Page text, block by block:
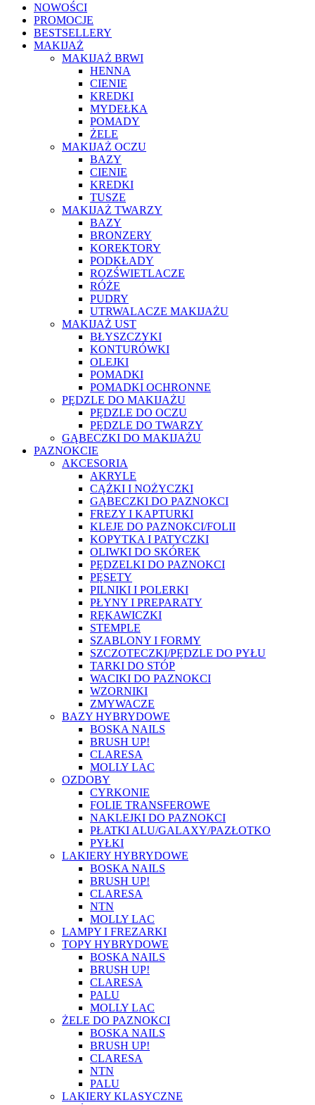
NOWOŚCI
PROMOCJE
BESTSELLERY
MAKIJAŻ
MAKIJAŻ BRWI
HENNA
CIENIE
KREDKI
MYDEŁKA
POMADY
ŻELE
MAKIJAŻ OCZU
BAZY
CIENIE
KREDKI
TUSZE
MAKIJAŻ TWARZY
BAZY
BRONZERY
KOREKTORY
PODKŁADY
ROZŚWIETLACZE
RÓŻE
PUDRY
UTRWALACZE MAKIJAŻU
MAKIJAŻ UST
BŁYSZCZYKI
KONTURÓWKI
OLEJKI
POMADKI
POMADKI OCHRONNE
PĘDZLE DO MAKIJAŻU
PĘDZLE DO OCZU
PĘDZLE DO TWARZY
GĄBECZKI DO MAKIJAŻU
PAZNOKCIE
AKCESORIA
AKRYLE
CĄŻKI I NOŻYCZKI
GĄBECZKI DO PAZNOKCI
FREZY I KAPTURKI
KLEJE DO PAZNOKCI/FOLII
KOPYTKA I PATYCZKI
OLIWKI DO SKÓREK
PĘDZELKI DO PAZNOKCI
PĘSETY
PILNIKI I POLERKI
PŁYNY I PREPARATY
RĘKAWICZKI
STEMPLE
SZABLONY I FORMY
SZCZOTECZKI/PĘDZLE DO PYŁU
TARKI DO STÓP
WACIKI DO PAZNOKCI
WZORNIKI
ZMYWACZE
BAZY HYBRYDOWE
BOSKA NAILS
BRUSH UP!
CLARESA
MOLLY LAC
OZDOBY
CYRKONIE
FOLIE TRANSFEROWE
NAKLEJKI DO PAZNOKCI
PŁATKI ALU/GALAXY/PAZŁOTKO
PYŁKI
LAKIERY HYBRYDOWE
BOSKA NAILS
BRUSH UP!
CLARESA
NTN
MOLLY LAC
LAMPY I FREZARKI
TOPY HYBRYDOWE
BOSKA NAILS
BRUSH UP!
CLARESA
PALU
MOLLY LAC
ŻELE DO PAZNOKCI
BOSKA NAILS
BRUSH UP!
CLARESA
NTN
PALU
LAKIERY KLASYCZNE